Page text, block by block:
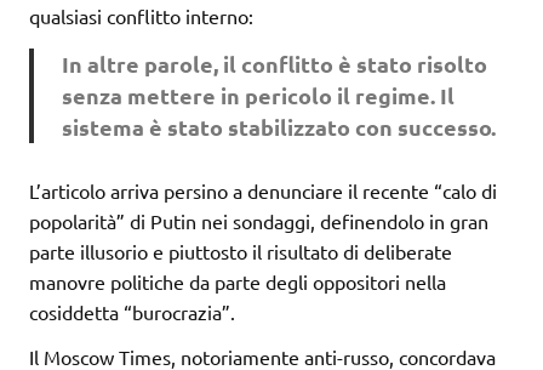
qualsiasi conflitto interno:
In altre parole, il conflitto è stato risolto
senza mettere in pericolo il regime. Il
sistema è stato stabilizzato con successo.
L’articolo arriva persino a denunciare il recente “calo di
popolarità” di Putin nei sondaggi, definendolo in gran
parte illusorio e piuttosto il risultato di deliberate
manovre politiche da parte degli oppositori nella
cosiddetta “burocrazia”.
Il Moscow Times, notoriamente anti-russo, concordava